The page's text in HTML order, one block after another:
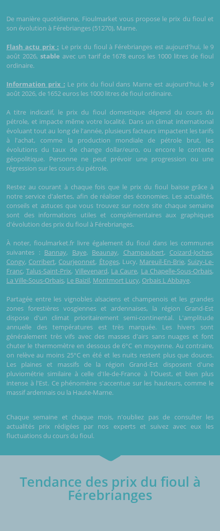
De manière quotidienne, Fioulmarket vous propose le prix du fioul et
son évolution à Férebrianges (51270), Marne.
Flash actu prix : Le prix du fioul à Férebrianges est aujourd'hui, le 9
août 2026, stable avec un tarif de 1678 euros les 1000 litres de fioul
ordinaire.
Information prix : Le prix du fioul dans Marne est aujourd'hui, le 9
août 2026, de 1652 euros les 1000 litres de fioul ordinaire.
A titre indicatif, le prix du fioul domestique dépend du cours du
pétrole, et impacte même votre localité. Dans un climat international
évoluant tout au long de l'année, plusieurs facteurs impactent les tarifs
à l'achat, comme la production mondiale de pétrole brut, les
évolutions du taux de change dollar/euro, ou encore le contexte
géopolitique. Personne ne peut prévoir une progression ou une
régression sur les cours du pétrole.
Restez au courant à chaque fois que le prix du fioul baisse grâce à
notre service d'alertes, afin de réaliser des économies. Les actualités,
conseils et astuces que vous trouvez sur notre site chaque semaine
sont des informations utiles et complémentaires aux graphiques
d'évolution des prix du fioul à Férebrianges.
À noter, fioulmarket.fr livre également du fioul dans les communes
suivantes : Bannay, Baye, Beaunay, Champaubert, Coizard-Joches,
Congy, Corribert, Courjeonnet, Étoges, Lucy, Mareuil-En-Brie, Suizy-Le-
Franc,Talus-Saint-Prix, Villevenard, La Caure, La Chapelle-Sous-Orbais,
La Ville-Sous-Orbais, Le Baizil, Montmort Lucy, Orbais L Abbaye.
Partagée entre les vignobles alsaciens et champenois et les grandes
zones forestières vosgiennes et ardennaises, la région Grand-Est
dispose d'un climat prioritairement semi-continental. L'amplitude
annuelle des températures est très marquée. Les hivers sont
généralement très vifs avec des masses d'airs sans nuages et font
chuter le thermomètre en dessous de 6°C en moyenne. Au contraire,
on relève au moins 25°C en été et les nuits restent plus que douces.
Les plaines et massifs de la région Grand-Est disposent d'une
pluviométrie similaire à celle d'Ile-de-France à l'Ouest, et bien plus
intense à l'Est. Ce phénomène s'accentue sur les hauteurs, comme le
massif ardennais ou la Haute-Marne.
Chaque semaine et chaque mois, n'oubliez pas de consulter les
actualités prix rédigées par nos experts et suivez avec eux les
fluctuations du cours du fioul.
Tendance des prix du fioul à
Férebrianges